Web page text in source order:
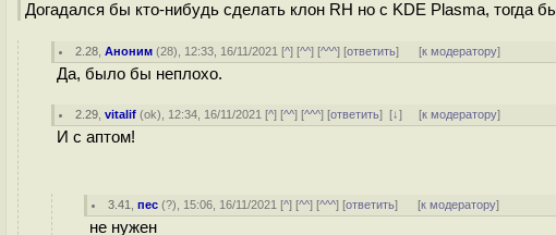
Догадался бы кто-нибудь сделать клон RH но с KDE Plasma, тогда
2.28 ,Аноним (28), 12:33, 16/11/2021 [^] [^^] [^^^] [ответить] [к модератору]
Да, было бы неплохо.
2.29 ,vitalif (ok), 12:34, 16/11/2021 [^] [^^] [^^^] [ответить][↓] [к модератору]
И с аптом!
3.41 ,пес (?), 15:06, 16/11/2021 [^] [^^] [^^^] [ответить] [к модератору]
не нужен